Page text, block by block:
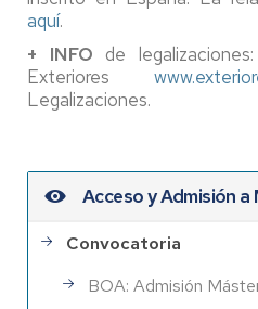
aquí.
+ INFO de
Exteriores
Legalizaciones.
Acceso y Admisión
Convocatoria
BOA: Admisión